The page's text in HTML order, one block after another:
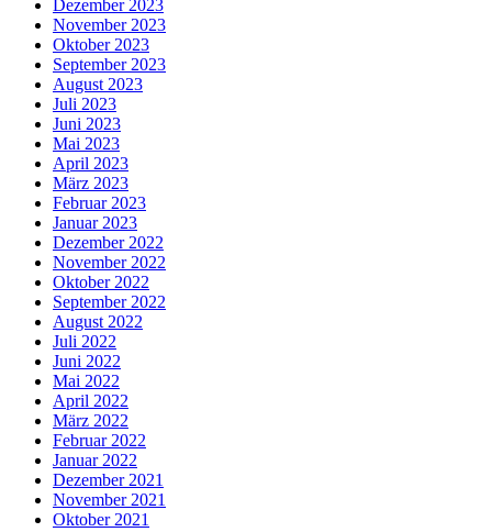
Dezember 2023
November 2023
Oktober 2023
September 2023
August 2023
Juli 2023
Juni 2023
Mai 2023
April 2023
März 2023
Februar 2023
Januar 2023
Dezember 2022
November 2022
Oktober 2022
September 2022
August 2022
Juli 2022
Juni 2022
Mai 2022
April 2022
März 2022
Februar 2022
Januar 2022
Dezember 2021
November 2021
Oktober 2021